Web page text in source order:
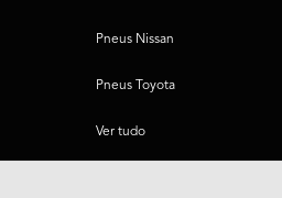
Pneus Nissan
Pneus Toyota
Ver tudo